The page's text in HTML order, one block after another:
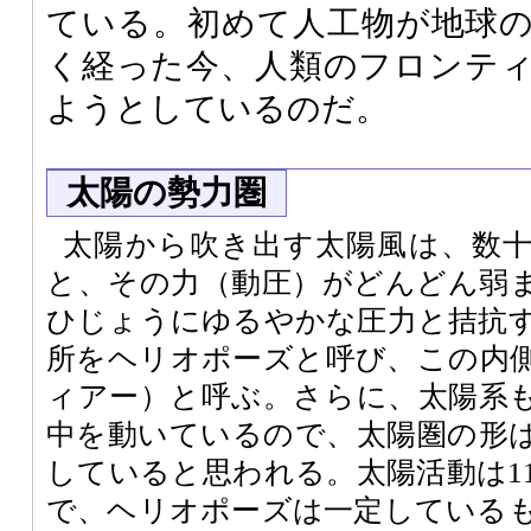
ている。初めて人工物が地球
く経った今、人類のフロンテ
ようとしているのだ。
太陽の勢力圏
太陽から吹き出す太陽風は、数
と、その力（動圧）がどんどん弱
ひじょうにゆるやかな圧力と拮抗
所をヘリオポーズと呼び、この内
ィアー）と呼ぶ。さらに、太陽系
中を動いているので、太陽圏の形
していると思われる。太陽活動は
で、ヘリオポーズは一定している